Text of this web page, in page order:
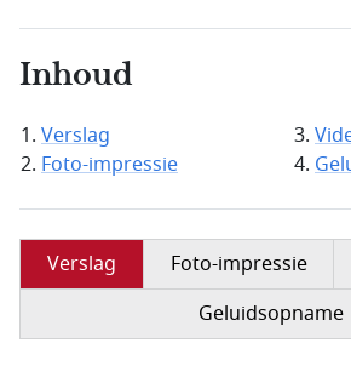
Inhoud
Verslag
Foto-impressie
Verslag Foto-impressie
Geluidsopname